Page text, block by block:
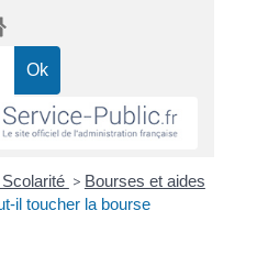
> Bourses et aides
il toucher la bourse